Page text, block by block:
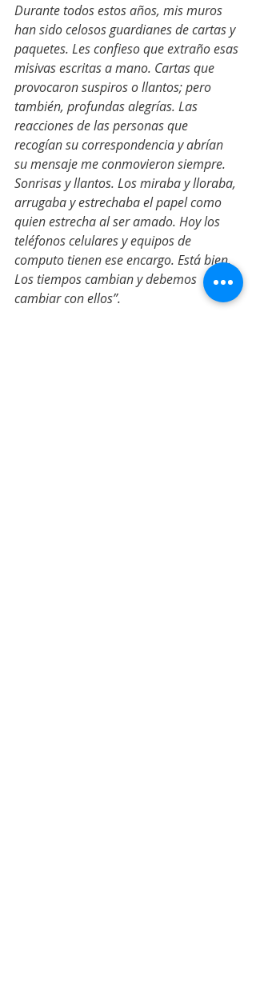
Durante todos estos años, mis muros
han sido celosos guardianes de cartas y
paquetes. Les confieso que extraño esas
misivas escritas a mano. Cartas que
provocaron suspiros o llantos; pero
también, profundas alegrías. Las
reacciones de las personas que
recogían su correspondencia y abrían
su mensaje me conmovieron siempre.
Sonrisas y llantos. Los miraba y lloraba,
arrugaba y estrechaba el papel como
quien estrecha al ser amado. Hoy los
teléfonos celulares y equipos de
computo tienen ese encargo. Está bien.
Los tiempos cambian y debemos
cambiar con ellos”.